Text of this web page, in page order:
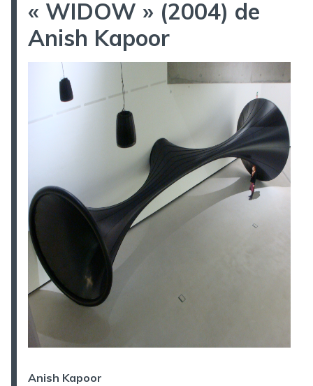
DANS
« WIDOW » (2004) de
Anish Kapoor
Anish Kapoor